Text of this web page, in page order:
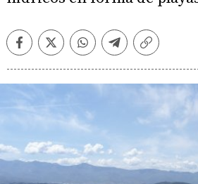
FacebookTwitterWhatsappTelegramCopiar